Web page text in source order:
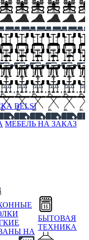
BELSI
МЕБЕЛЬ НА ЗАКАЗ
НА
БЫТОВАЯ
ТЕХНИКА